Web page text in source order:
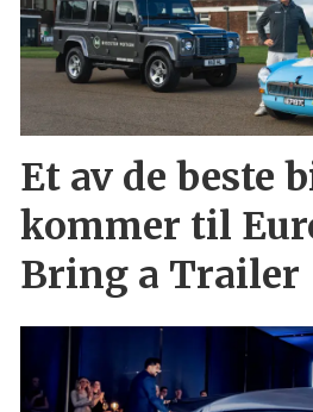
Et av de beste
kommer til
Bring a Trailer